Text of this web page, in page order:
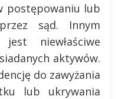
postępowaniu lub
sąd. Innym
jest niewłaściwe
aktywów.
do zawyżania
lub ukrywania